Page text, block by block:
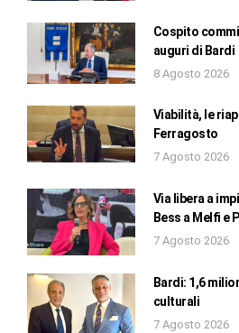
Cospito
auguri di Bardi
8 Agosto 2026
Viabilità, le
Ferragosto
7 Agosto 2026
Via libera a
Bess a Melfi e
7 Agosto 2026
Bardi: 1,6
culturali
7 Agosto 2026